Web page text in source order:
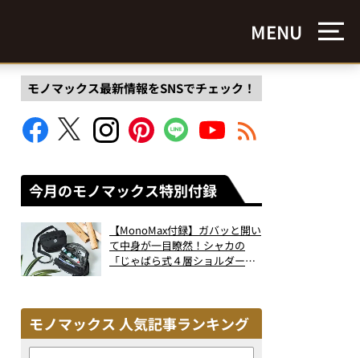
MENU
モノマックス最新情報をSNSでチェック！
今月のモノマックス特別付録
【MonoMax付録】ガバッと開い
て中身が一目瞭然！シャカの
「じゃばら式４層ショルダーバ
モノマックス 人気記事ランキング